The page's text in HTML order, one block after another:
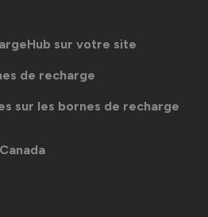
sur votre site
de recharge
sur les bornes de recharge